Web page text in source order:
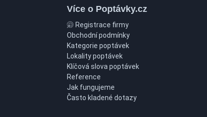
Více o Poptávky.cz
Registrace firmy
Obchodní podmínky
Kategorie poptávek
Lokality poptávek
Klíčová slova poptávek
Reference
Jak fungujeme
Často kladené dotazy